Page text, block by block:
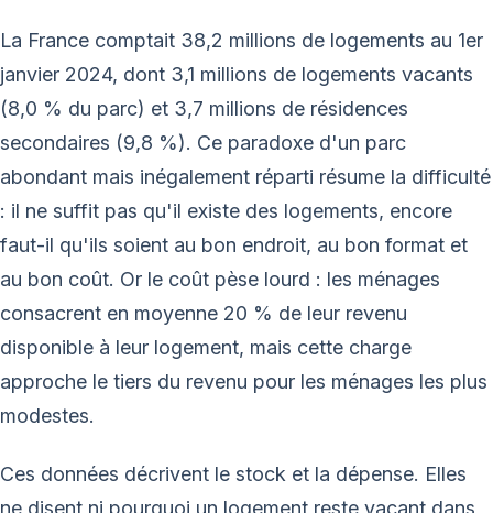
La France comptait 38,2 millions de logements au 1er
janvier 2024, dont 3,1 millions de logements vacants
(8,0 % du parc) et 3,7 millions de résidences
secondaires (9,8 %). Ce paradoxe d'un parc
abondant mais inégalement réparti résume la difficulté
: il ne suffit pas qu'il existe des logements, encore
faut-il qu'ils soient au bon endroit, au bon format et
au bon coût. Or le coût pèse lourd : les ménages
consacrent en moyenne 20 % de leur revenu
disponible à leur logement, mais cette charge
approche le tiers du revenu pour les ménages les plus
modestes.
Ces données décrivent le stock et la dépense. Elles
ne disent ni pourquoi un logement reste vacant dans